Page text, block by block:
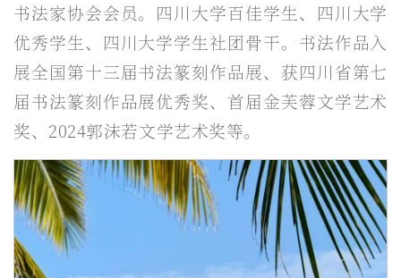
书法家协会会员。四川大学百佳学生、四川大学
优秀学生、四川大学学生社团骨干。书法作品入
展全国第十三届书法篆刻作品展、获四川省第七
届书法篆刻作品展优秀奖、首届金芙蓉文学艺术
奖、2024郭沫若文学艺术奖等。